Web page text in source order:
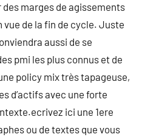
marges de agissements
de la fin de cycle. Juste
aussi de se
pmi les plus connus et de
policy mix très tapageuse,
d’actifs avec une forte
ici une 1ere
ou de textes que vous